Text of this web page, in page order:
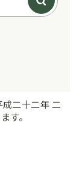
二十二年 二
す。